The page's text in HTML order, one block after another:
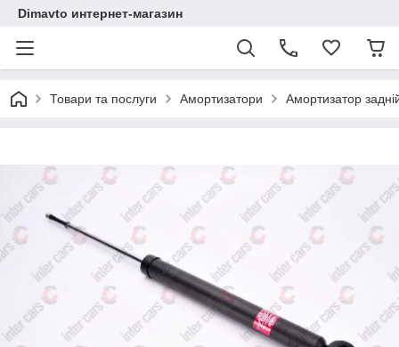
Dimavto интернет-магазин
Товари та послуги Амортизатори Амортизатор